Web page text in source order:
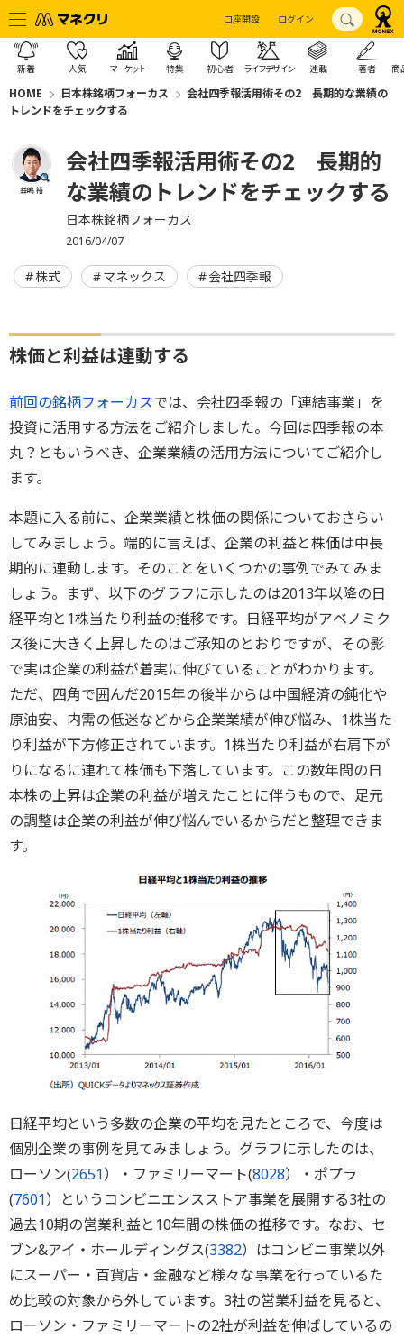
口座開設 ログイン
新着 人気 マーケット 特集 初心者 ライフデザイン 連載 著者 商
HOME 日本株銘柄フォーカス
会社四季報活用術その2 長期的な業績の
トレンドをチェックする
益嶋 裕
会社四季報活用術その2 長期的
な業績のトレンドをチェックする
日本株銘柄フォーカス
2016/04/07
株式 マネックス 会社四季報
株価と利益は連動する
前回の銘柄フォーカスでは、会社四季報の「連結事業」を
投資に活用する方法をご紹介しました。今回は四季報の本
丸？ともいうべき、企業業績の活用方法についてご紹介し
ます。
本題に入る前に、企業業績と株価の関係についておさらい
してみましょう。端的に言えば、企業の利益と株価は中長
期的に連動します。そのことをいくつかの事例でみてみま
しょう。まず、以下のグラフに示したのは2013年以降の日
経平均と1株当たり利益の推移です。日経平均がアベノミク
ス後に大きく上昇したのはご承知のとおりですが、その影
で実は企業の利益が着実に伸びていることがわかります。
ただ、四角で囲んだ2015年の後半からは中国経済の鈍化や
原油安、内需の低迷などから企業業績が伸び悩み、1株当た
り利益が下方修正されています。1株当たり利益が右肩下が
りになるに連れて株価も下落しています。この数年間の日
本株の上昇は企業の利益が増えたことに伴うもので、足元
の調整は企業の利益が伸び悩んでいるからだと整理できま
す。
日経平均という多数の企業の平均を見たところで、今度は
個別企業の事例を見てみましょう。グラフに示したのは、
ローソン(2651）・ファミリーマート(8028）・ポプラ
(7601）というコンビニエンスストア事業を展開する3社の
過去10期の営業利益と10年間の株価の推移です。なお、セ
ブン&アイ・ホールディングス(3382）はコンビニ事業以外
にスーパー・百貨店・金融など様々な事業を行っているた
め比較の対象から外しています。3社の営業利益を見ると、
ローソン・ファミリーマートの2社が利益を伸ばしているの